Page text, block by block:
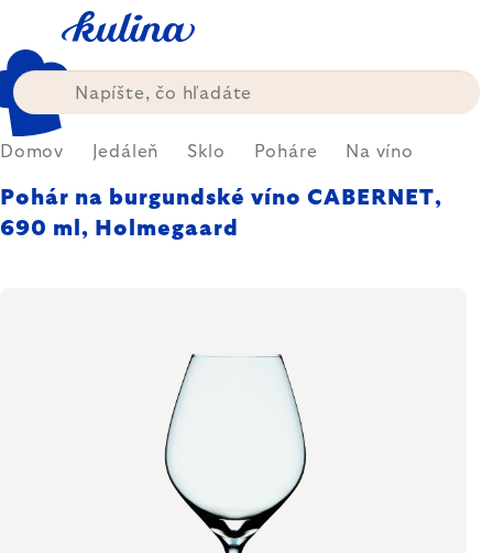
obsah
Domov Jedáleň Sklo Poháre Na víno
Pohár na burgundské víno CABERNET,
690 ml, Holmegaard